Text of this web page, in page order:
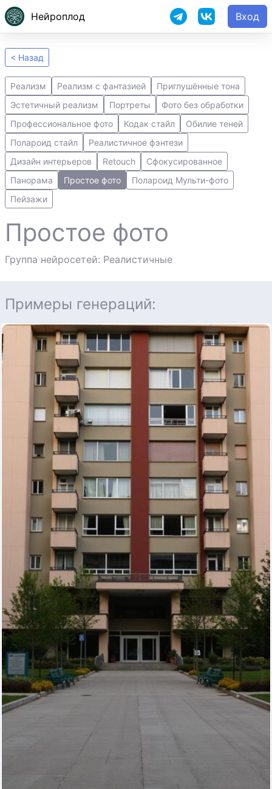
Нейроплод Вход
< Назад
Реализм Реализм с фантазией
Приглушённые тона
Эстетичный реализм
Портреты
Фото без обработки
Профессиональное фото
Кодак стайл
Обилие теней
Полароид стайл
Реалистичное фэнтези
Дизайн интерьеров
Retouch
Сфокусированное
Панорама
Простое фото
Полароид Мульти-фото
Пейзажи
Простое фото
Группа нейросетей: Реалистичные
Примеры генераций: